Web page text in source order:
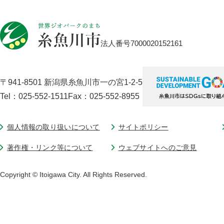
法人番号7000020152161
〒941-8501 新潟県糸魚川市一の宮1-2-5
Tel：025-552-1511Fax：025-552-8955
個人情報の取り扱いについて サイトポリシー
著作権・リンク等について ウェブサイトへのご意見
Copyright © Itoigawa City. All Rights Reserved.